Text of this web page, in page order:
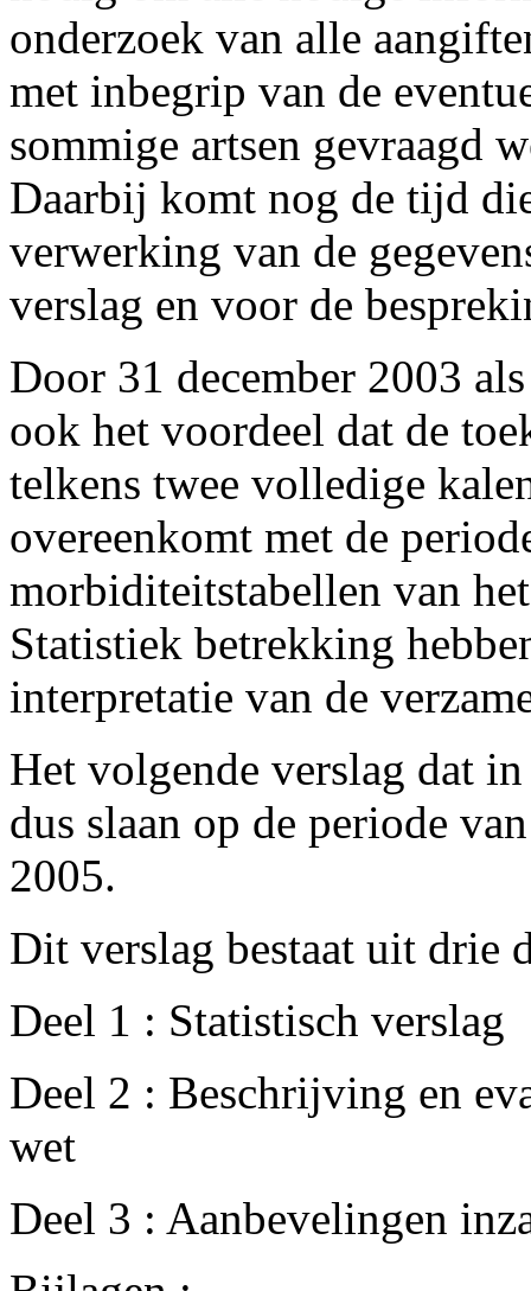
onderzoek van alle
met inbegrip van de
sommige artsen gevraagd
Daarbij komt nog de tijd
verwerking van de
verslag en voor de
Door 31 december 2003
ook het voordeel dat de
telkens twee volledige
overeenkomt met de
morbiditeitstabellen van
Statistiek betrekking
interpretatie van de
Het volgende verslag dat
dus slaan op de periode
2005.
Dit verslag bestaat uit drie
Deel 1 : Statistisch verslag
Deel 2 : Beschrijving en
wet
Deel 3 : Aanbevelingen